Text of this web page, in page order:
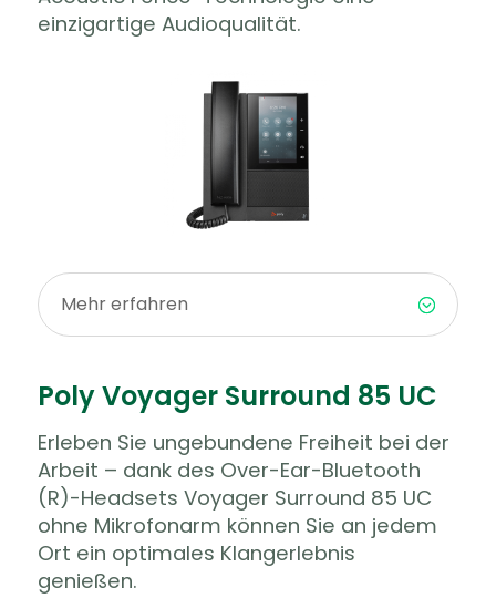
einzigartige Audioqualität.
Mehr erfahren
Poly Voyager Surround 85 UC
Erleben Sie ungebundene Freiheit bei der
Arbeit – dank des Over-Ear-Bluetooth
(R)-Headsets Voyager Surround 85 UC
ohne Mikrofonarm können Sie an jedem
Ort ein optimales Klangerlebnis
genießen.